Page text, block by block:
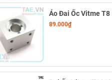
Áo Đai Ốc Vitme T8
89.000₫